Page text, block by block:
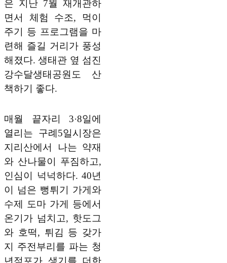
은 지난 7월 재개관하
면서 체험 수조, 먹이
주기 등 프로그램을 마
련해 즐길 거리가 풍성
해졌다. 생태관 옆 섬진
강수달생태공원도 산
책하기 좋다.
매월 끝자리 3·8일에
열리는 구례5일시장은
지리산에서 나는 약재
와 산나물이 푸짐하고,
인심이 넉넉하다. 40년
이 넘은 뻥튀기 가게와
수제 도마 가게 등에서
온기가 넘치고, 핫도그
와 호떡, 튀김 등 갖가
지 주전부리를 파는 청
년점포가 생기를 더한